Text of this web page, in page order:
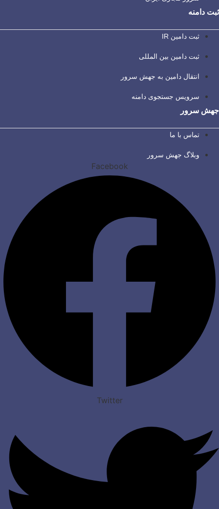
ثبت دامنه
ثبت دامین IR
ثبت دامین بین المللی
انتقال دامین به جهش سرور
سرویس جستجوی دامنه
جهش سرور
تماس با ما
وبلاگ جهش سرور
Facebook
Twitter